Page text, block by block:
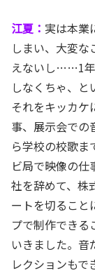
江夏： 実は本業
しまい、大変な
えないし……1年
しなくちゃ、と
それをキッカケ
事、展示会での
ら学校の校歌ま
ビ局で映像の
社を辞めて、株
ートを切ること
プで制作できる
いきました。音
レクションもで